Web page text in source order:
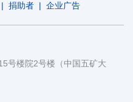
| 捐助者 | 企业广告
号楼院2号楼（中国五矿大